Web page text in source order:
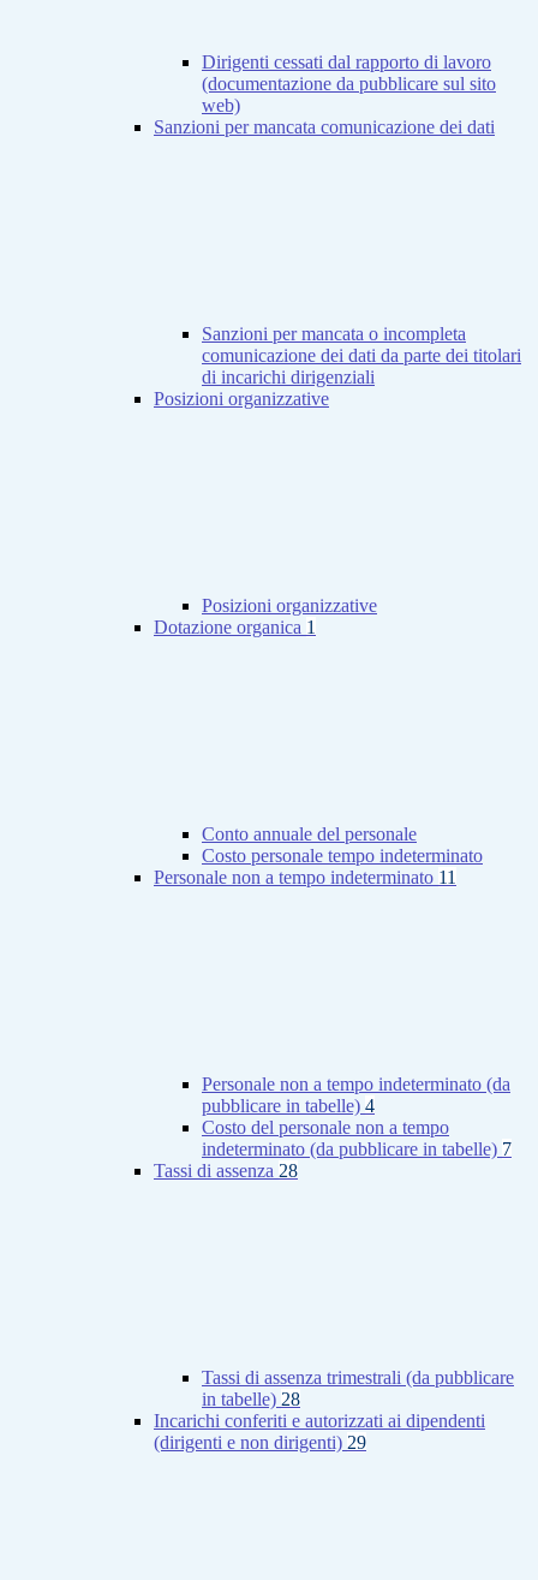
Dirigenti cessati dal rapporto di lavoro
(documentazione da pubblicare sul sito
web)
Sanzioni per mancata comunicazione dei dati
Sanzioni per mancata o incompleta
comunicazione dei dati da parte dei titolari
di incarichi dirigenziali
Posizioni organizzative
Posizioni organizzative
Dotazione organica 1
Conto annuale del personale
Costo personale tempo indeterminato
Personale non a tempo indeterminato 11
Personale non a tempo indeterminato (da
pubblicare in tabelle) 4
Costo del personale non a tempo
indeterminato (da pubblicare in tabelle) 7
Tassi di assenza 28
Tassi di assenza trimestrali (da pubblicare
in tabelle) 28
Incarichi conferiti e autorizzati ai dipendenti
(dirigenti e non dirigenti) 29